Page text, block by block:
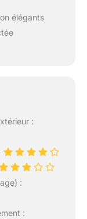
élégants
:
:
: